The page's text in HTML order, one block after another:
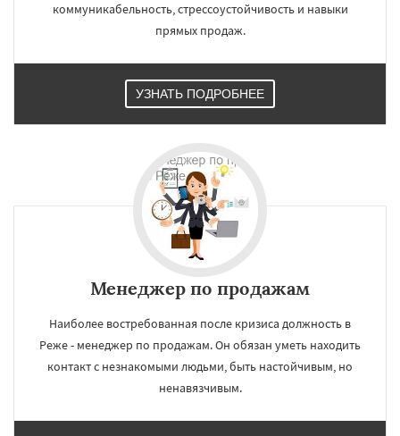
Работаем по
Североуральск Серов Среднеуральск
Сухой Лог
Тавда
коммуникабельность, стрессоустойчивость и навыки
прямых продаж.
УЗНАТЬ ПОДРОБНЕЕ
Менеджер по продажам
Наиболее востребованная после кризиса должность в
Реже - менеджер по продажам. Он обязан уметь находить
контакт с незнакомыми людьми, быть настойчивым, но
ненавязчивым.
УЗНАТЬ ПОДРОБНЕЕ
Даю согласие на обработку персональных данных